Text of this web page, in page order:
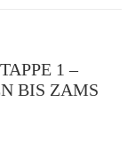
1 –
BIS ZAMS